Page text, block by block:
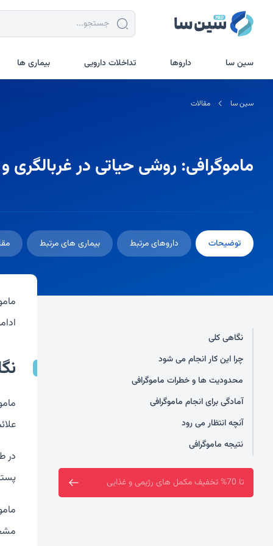
جستجو در سین سا
سین سا داروها تداخلات دارویی بیماری ها
سین سا مقالات
ماموگرافی: روشی حیاتی در
توضیحات داروهای مرتبط بیماری های مرتبط
نگاهی کلی
چرا این کار انجام می شود
محدودیت ها و خطرات ماموگرافی
آمادگی برای انجام ماموگرافی
آنچه انتظار می رود
نتیجه ماموگرافی
فروشگاه سین سا افتتاح شد
در